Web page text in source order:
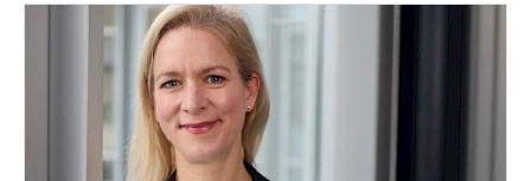
0211 7347-811
missling@vvwl.de